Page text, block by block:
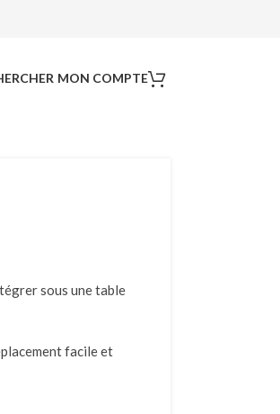
MON COMPTE
sous une table
facile et